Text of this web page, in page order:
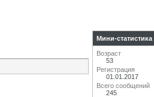
Мини-статистика
Возраст
53
Регистрация
01.01.2017
Всего сообщений
245